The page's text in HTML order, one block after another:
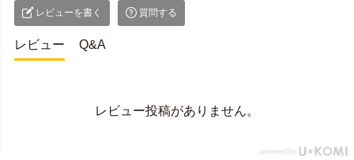
レビューを書く 質問する
レビュー Q&A
レビュー投稿がありません。